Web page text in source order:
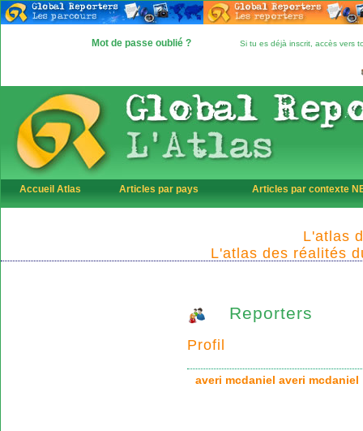
Mot de passe oublié ? Si tu es déjà inscrit, accès vers
Accueil Atlas Articles par pays Articles par contexte
L'atlas
L'atlas des réalités
Reporters
Profil
averi mcdaniel averi